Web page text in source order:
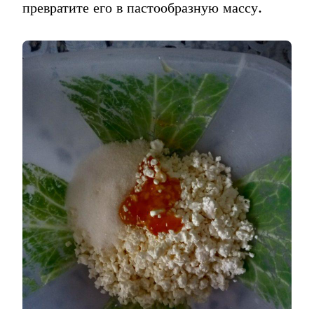
превратите его в пастообразную массу.